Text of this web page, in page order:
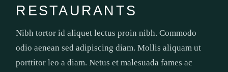
RESTAURANTS
Nibh tortor id aliquet lectus proin nibh. Commodo
odio aenean sed adipiscing diam. Mollis aliquam ut
porttitor leo a diam. Netus et malesuada fames ac